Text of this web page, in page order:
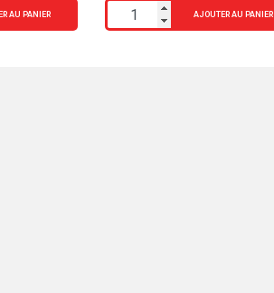
AU PANIER
quantité
de
AJOUTER AU PANIER